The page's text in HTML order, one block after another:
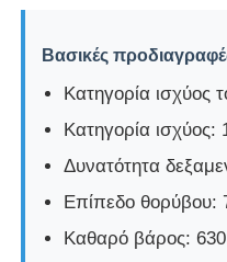
Βασικές
Κατηγορία ισχύος
Κατηγορία ισχύος:
Δυνατότητα
Επίπεδο θορύβου:
Καθαρό βάρος: